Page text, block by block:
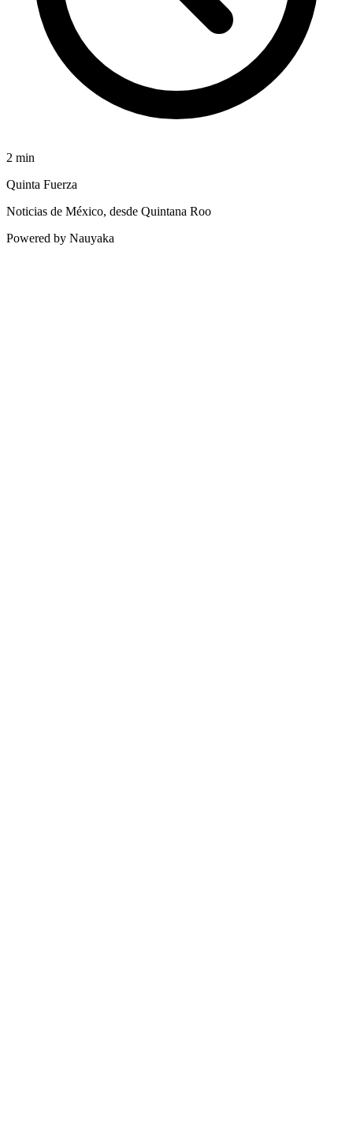
2 min
Quinta Fuerza
Noticias de México, desde Quintana Roo
Powered by Nauyaka